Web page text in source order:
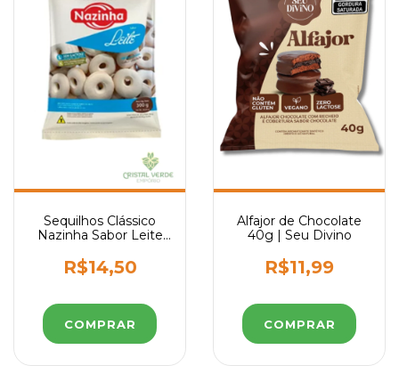
Sequilhos Clássico
Nazinha Sabor Leite
R$14,50
Alfajor de Chocolate
40g | Seu Divino
R$11,99